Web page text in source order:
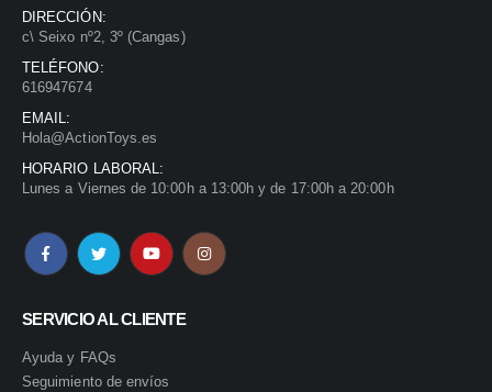
DIRECCIÓN:
c\ Seixo nº2, 3º (Cangas)
TELÉFONO:
616947674
EMAIL:
Hola@ActionToys.es
HORARIO LABORAL:
Lunes a Viernes de 10:00h a 13:00h y de 17:00h a 20:00h
SERVICIO AL CLIENTE
Ayuda y FAQs
Seguimiento de envíos